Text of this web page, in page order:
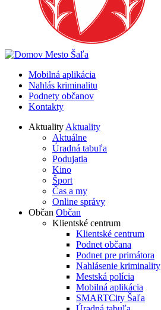
Mobilná aplikácia
Nahlás kriminalitu
Podnety občanov
Kontakty
AktualityAktuality
Aktuálne
Úradná tabuľa
Podujatia
Kino
Šport
Čas a my
Online správy
Občan Občan
Klientské centrum
Klientské centrum
Podnet občana
Podnet pre primátora
Nahlásenie kriminality
Mestská polícia
Mobilná aplikácia
SMARTCity Šaľa